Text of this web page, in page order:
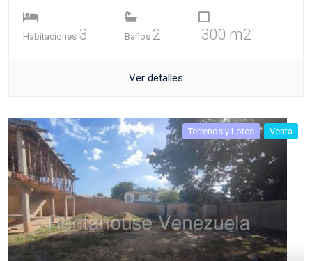
Habitaciones 3 Baños 2 300 m2
Ver detalles
Terrenos y Lotes Venta